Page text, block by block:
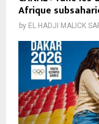
Afrique
by EL HADJI MALICK